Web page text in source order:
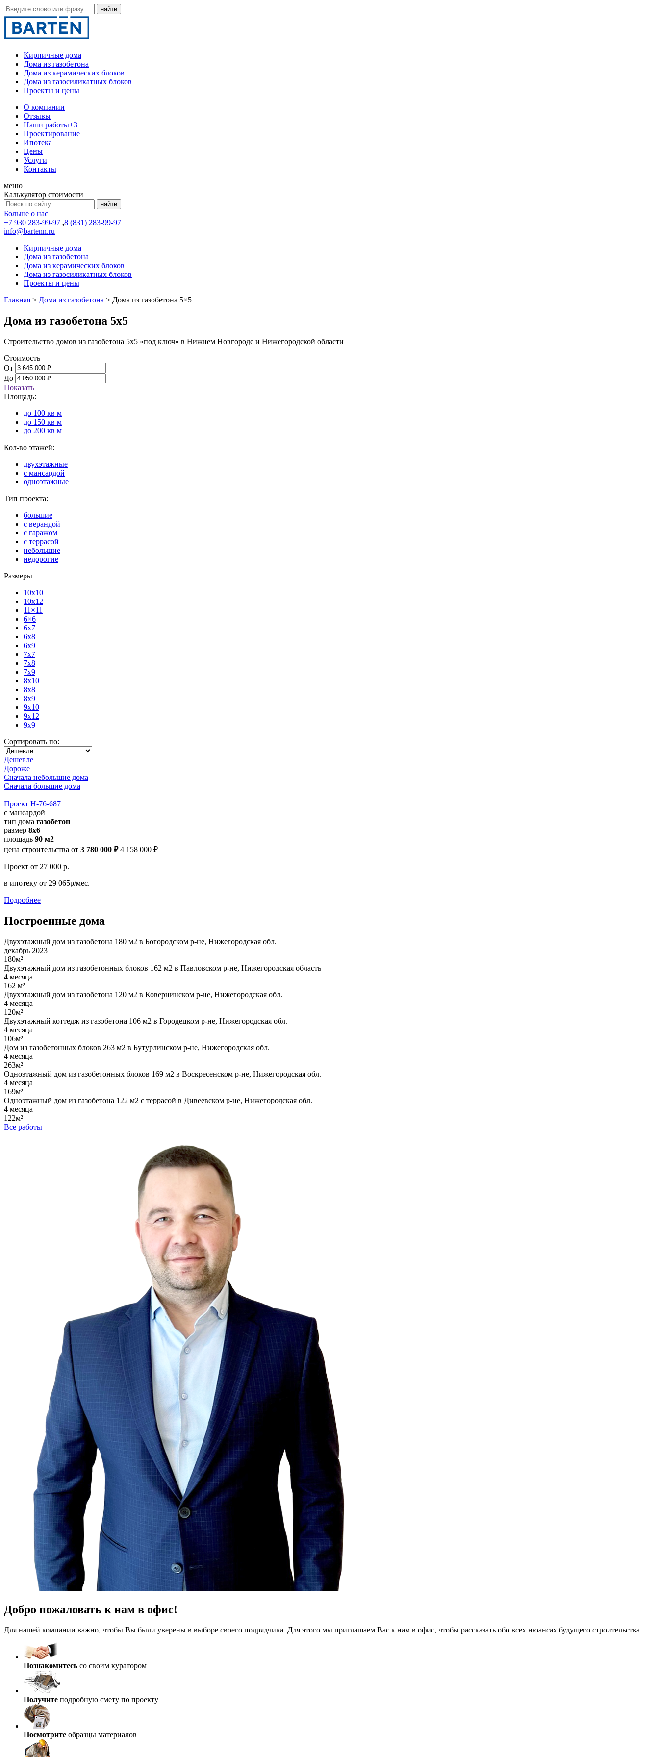
Кирпичные дома
Дома из газобетона
Дома из керамических блоков
Дома из газосиликатных блоков
Проекты и цены
О компании
Отзывы
Наши работы+3
Проектирование
Ипотека
Цены
Услуги
Контакты
меню
Калькулятор стоимости
Больше о нас
+7 930 283-99-97 ,8 (831) 283-99-97
info@bartenn.ru
Кирпичные дома
Дома из газобетона
Дома из керамических блоков
Дома из газосиликатных блоков
Проекты и цены
Главная > Дома из газобетона > Дома из газобетона 5×5
Дома из газобетона 5х5
Строительство домов из газобетона 5х5 «под ключ» в Нижнем Новгороде и Нижегородской области
Стоимость
От
До
Показать
Площадь:
до 100 кв м
до 150 кв м
до 200 кв м
Кол-во этажей:
двухэтажные
с мансардой
одноэтажные
Тип проекта:
большие
с верандой
с гаражом
с террасой
небольшие
недорогие
Размеры
10x10
10x12
11×11
6×6
6x7
6x8
6x9
7x7
7x8
7x9
8x10
8x8
8x9
9x10
9x12
9x9
Сортировать по:
Дешевле
Дороже
Сначала небольшие дома
Сначала большие дома
Проект Н-76-687
с мансардой
тип дома газобетон
размер 8x6
площадь 90 м2
цена строительства от 3 780 000 ₽ 4 158 000 ₽
Проект от 27 000 р.
в ипотеку от 29 065р/мес.
Подробнее
Построенные дома
Двухэтажный дом из газобетона 180 м2 в Богородском р-не, Нижегородская обл.
декабрь 2023
180м²
Двухэтажный дом из газобетонных блоков 162 м2 в Павловском р-не, Нижегородская область
4 месяца
162 м²
Двухэтажный дом из газобетона 120 м2 в Ковернинском р-не, Нижегородская обл.
4 месяца
120м²
Двухэтажный коттедж из газобетона 106 м2 в Городецком р-не, Нижегородская обл.
4 месяца
106м²
Дом из газобетонных блоков 263 м2 в Бутурлинском р-не, Нижегородская обл.
4 месяца
263м²
Одноэтажный дом из газобетонных блоков 169 м2 в Воскресенском р-не, Нижегородская обл.
4 месяца
169м²
Одноэтажный дом из газобетона 122 м2 с террасой в Дивеевском р-не, Нижегородская обл.
4 месяца
122м²
Все работы
Добро пожаловать к нам в офис!
Для нашей компании важно, чтобы Вы были уверены в выборе своего подрядчика. Для этого мы приглашаем Вас к нам в офис, чтобы рассказать обо всех нюансах будущего строительства
Познакомитесь со своим куратором
Получите подробную смету по проекту
Посмотрите образцы материалов